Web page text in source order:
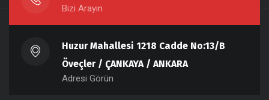
Bizi Arayın
Huzur Mahallesi 1218 Cadde No:13/B
Öveçler / ÇANKAYA / ANKARA
Adresi Görün